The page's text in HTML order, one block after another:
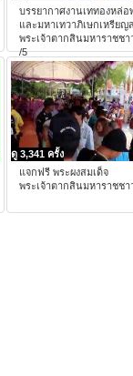
บรรยากาศงานเททองหล่อ
และมหาเทวาภิเษกเหรียญ
พระเจ้าตากสินมหาราชช
/5
ดู 3,341 ครั้ง
แจกฟรี พระผงสมเด็จ
พระเจ้าตากสินมหาราชช